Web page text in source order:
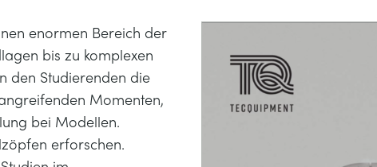
enormen Bereich der
bis zu komplexen
den Studierenden die
Momenten,
bei Modellen.
erforschen.